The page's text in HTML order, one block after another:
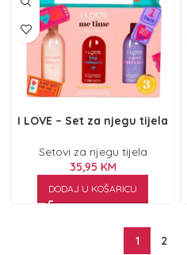
I LOVE – Set za njegu tijela
Setovi za njegu tijela
35,95 KM
DODAJ U KOŠARICU
1 2